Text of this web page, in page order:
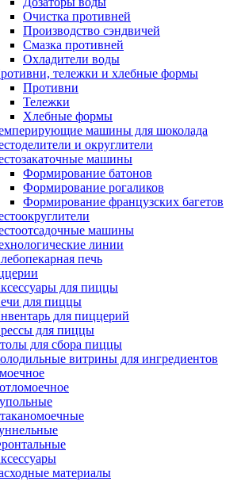
Очистка противней
Производство сэндвичей
Смазка противней
Охладители воды
тележки и хлебные формы
Противни
Тележки
Хлебные формы
машины для шоколада
и округлители
машины
Формирование батонов
Формирование рогаликов
Формирование французских багетов
машины
линии
печь
для пиццы
для пиццы
для пиццерий
для пиццы
для сбора пиццы
витрины для ингредиентов
материалы